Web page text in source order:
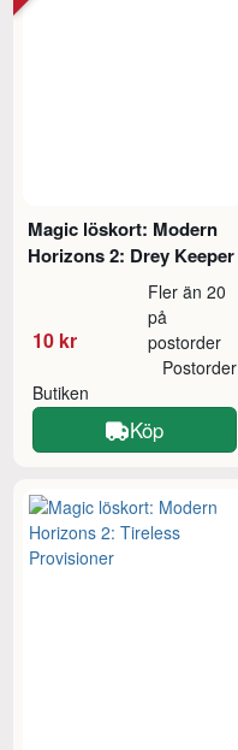
Magic löskort: Modern
Horizons 2: Drey Keeper
10 kr
Fler än 20
på
postorder
Butiken
Postorder
Köp